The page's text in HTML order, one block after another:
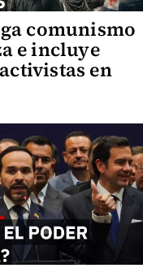
comunismo
e incluye
en